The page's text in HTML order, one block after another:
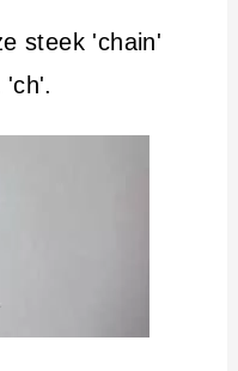
steek 'chain'
'ch'.